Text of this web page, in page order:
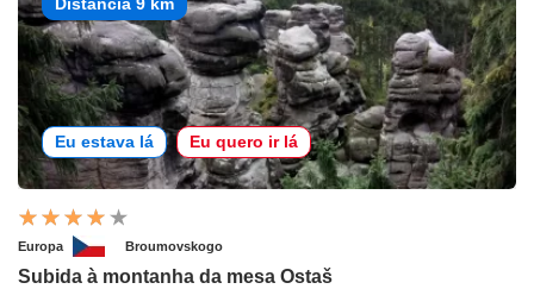
Eu estava lá Eu quero ir lá
Europa Broumovskogo
Subida à montanha da mesa Ostaš